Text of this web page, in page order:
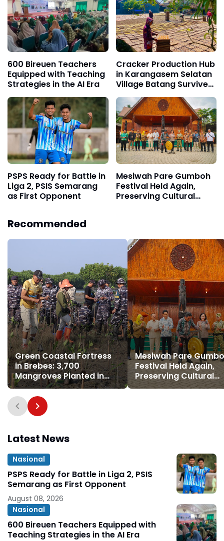
600 Bireuen Teachers
Equipped with Teaching
Strategies in the AI Era
Cracker Production Hub
in Karangasem Selatan
Village Batang Survives
PSPS Ready for Battle in
Liga 2, PSIS Semarang
as First Opponent
Mesiwah Pare Gumboh
Festival Held Again,
Preserving Cultural
Recommended
Green Coastal Fortress
in Brebes: 3,700
Mangroves Planted in
Randusanga Kulon to
Fight Abrasion
Mesiwah Pare
Festival Held Again,
Preserving Cultural
Heritage and
Latest News
Nasional
PSPS Ready for Battle in Liga 2, PSIS
Semarang as First Opponent
August 08, 2026
Nasional
600 Bireuen Teachers Equipped with
Teaching Strategies in the AI Era